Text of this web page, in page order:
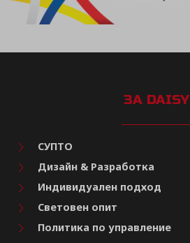
ЗА DAISY
СУПТО
Дизайн & Разработка
Индивидуален подход
Световен опит
Политика по управление